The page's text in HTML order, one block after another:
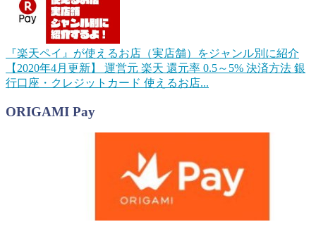
『楽天ペイ』が使えるお店（実店舗）をジャンル別に紹介
【2020年4月更新】
運営元 楽天 還元率 0.5～5% 決済方法 銀
行口座・クレジットカード 使えるお店...
ORIGAMI Pay